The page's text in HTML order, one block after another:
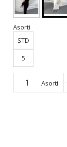
Asorti
STD
5
Asorti